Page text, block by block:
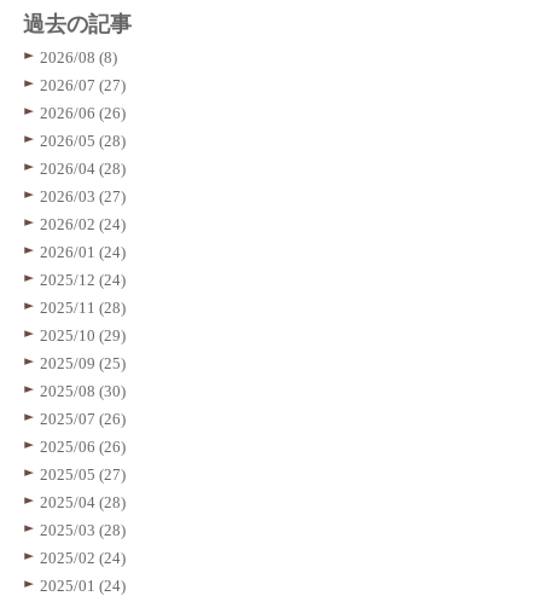
過去の記事
2026/08 (8)
2026/07 (27)
2026/06 (26)
2026/05 (28)
2026/04 (28)
2026/03 (27)
2026/02 (24)
2026/01 (24)
2025/12 (24)
2025/11 (28)
2025/10 (29)
2025/09 (25)
2025/08 (30)
2025/07 (26)
2025/06 (26)
2025/05 (27)
2025/04 (28)
2025/03 (28)
2025/02 (24)
2025/01 (24)